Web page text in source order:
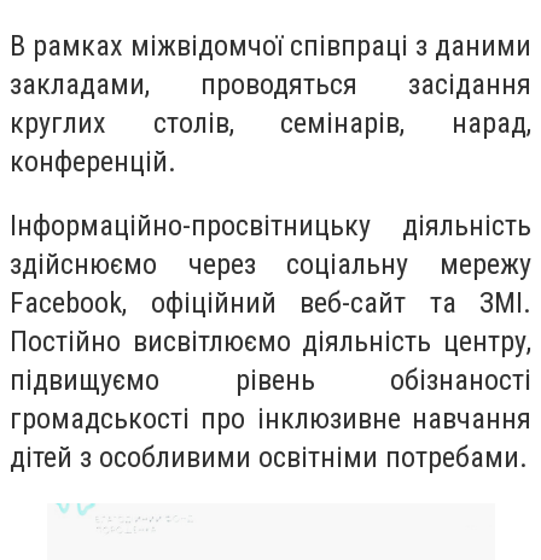
В рамках міжвідомчої співпраці з даними
закладами, проводяться засідання
круглих столів, семінарів, нарад,
конференцій.
Інформаційно-просвітницьку діяльність
здійснюємо через соціальну мережу
Facebook, офіційний веб-сайт та ЗМІ.
Постійно висвітлюємо діяльність центру,
підвищуємо рівень обізнаності
громадськості про інклюзивне навчання
дітей з особливими освітніми потребами.